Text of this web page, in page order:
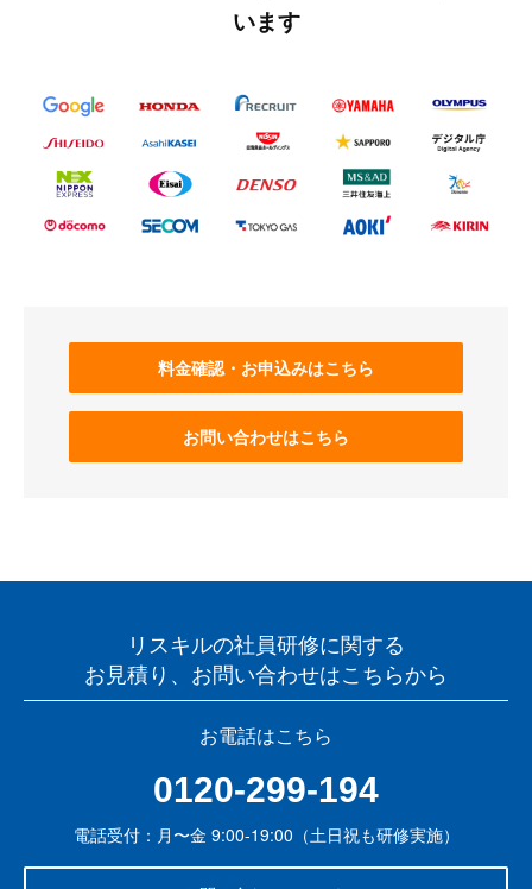
います
料金確認・お申込みはこちら
お問い合わせはこちら
リスキルの社員研修に関する
お見積り、お問い合わせはこちらから
お電話はこちら
0120-299-194
電話受付：月〜金 9:00-19:00（土日祝も研修実施）